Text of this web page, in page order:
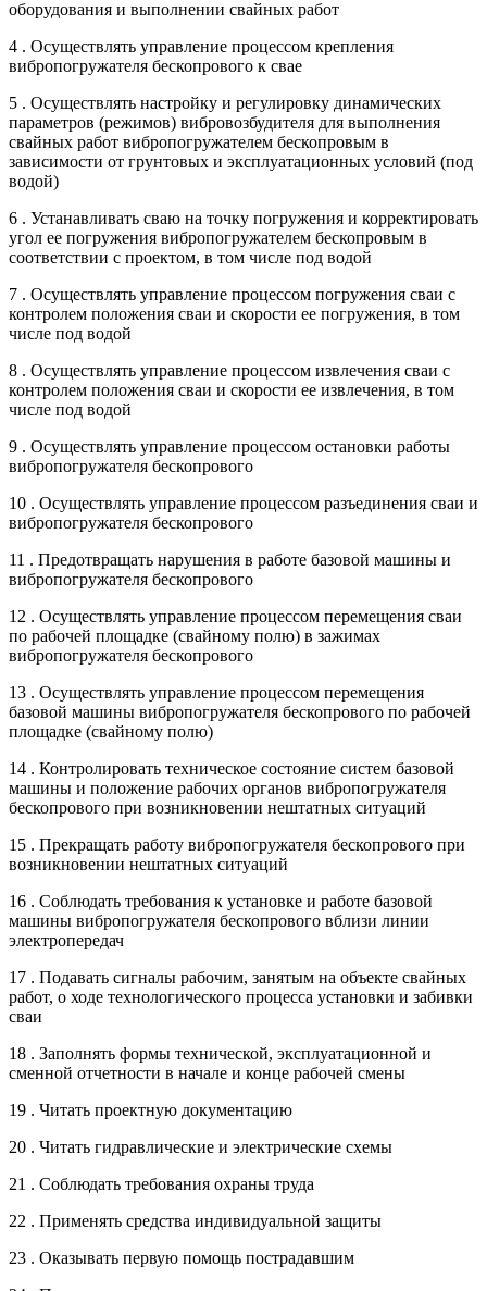
оборудования и выполнении свайных работ
4 . Осуществлять управление процессом крепления
вибропогружателя бескопрового к свае
5 . Осуществлять настройку и регулировку динамических
параметров (режимов) вибровозбудителя для выполнения
свайных работ вибропогружателем бескопровым в
зависимости от грунтовых и эксплуатационных условий (под
водой)
6 . Устанавливать сваю на точку погружения и корректировать
угол ее погружения вибропогружателем бескопровым в
соответствии с проектом, в том числе под водой
7 . Осуществлять управление процессом погружения сваи с
контролем положения сваи и скорости ее погружения, в том
числе под водой
8 . Осуществлять управление процессом извлечения сваи с
контролем положения сваи и скорости ее извлечения, в том
числе под водой
9 . Осуществлять управление процессом остановки работы
вибропогружателя бескопрового
10 . Осуществлять управление процессом разъединения сваи и
вибропогружателя бескопрового
11 . Предотвращать нарушения в работе базовой машины и
вибропогружателя бескопрового
12 . Осуществлять управление процессом перемещения сваи
по рабочей площадке (свайному полю) в зажимах
вибропогружателя бескопрового
13 . Осуществлять управление процессом перемещения
базовой машины вибропогружателя бескопрового по рабочей
площадке (свайному полю)
14 . Контролировать техническое состояние систем базовой
машины и положение рабочих органов вибропогружателя
бескопрового при возникновении нештатных ситуаций
15 . Прекращать работу вибропогружателя бескопрового при
возникновении нештатных ситуаций
16 . Соблюдать требования к установке и работе базовой
машины вибропогружателя бескопрового вблизи линии
электропередач
17 . Подавать сигналы рабочим, занятым на объекте свайных
работ, о ходе технологического процесса установки и забивки
сваи
18 . Заполнять формы технической, эксплуатационной и
сменной отчетности в начале и конце рабочей смены
19 . Читать проектную документацию
20 . Читать гидравлические и электрические схемы
21 . Соблюдать требования охраны труда
22 . Применять средства индивидуальной защиты
23 . Оказывать первую помощь пострадавшим